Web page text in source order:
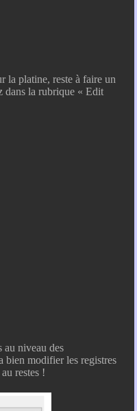
la platine, reste à faire un
dans la rubrique « Edit
au niveau des
bien modifier les registres
restes !